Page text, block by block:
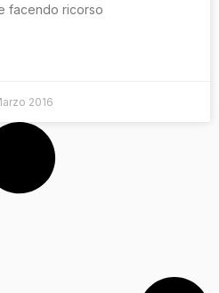
facendo ricorso
2016